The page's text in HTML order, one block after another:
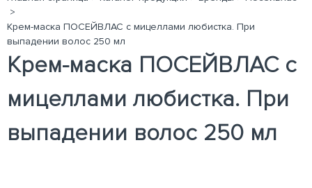
>
Крем-маска ПОСЕЙВЛАС с мицеллами любистка. При
выпадении волос 250 мл
Крем-маска ПОСЕЙВЛАС с
мицеллами любистка. При
выпадении волос 250 мл